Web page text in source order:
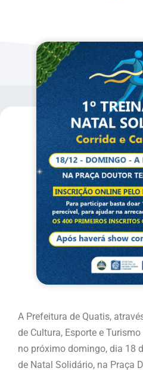
A Prefeitura de Quatis,
de Cultura, Esporte e
no próximo domingo, dia 18
de Natal Solidário, na Praça